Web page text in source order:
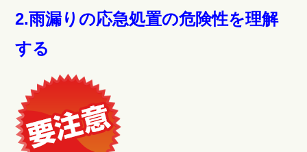
2.雨漏りの応急処置の危険性を理解
する